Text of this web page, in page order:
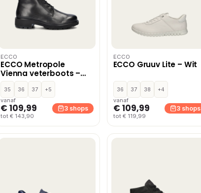
ECCO
ECCO Metropole
Vienna veterboots –
Zwart
35 36 37
+5
vanaf
€ 109,99
tot € 143,90
3 shops
ECCO
ECCO Gruuv Lite – Wit
36 37 38
+4
vanaf
€ 109,99
tot € 119,99
3 shops